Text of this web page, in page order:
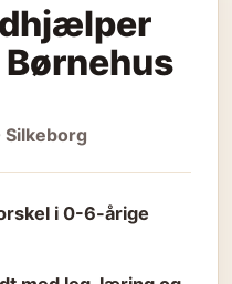
i 0-6-årige